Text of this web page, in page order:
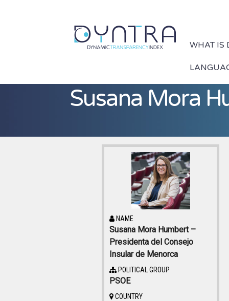
WHAT IS
Susana Mora
NAME
Susana Mora Humbert –
Presidenta del Consejo
Insular de Menorca
POLITICAL GROUP
PSOE
COUNTRY